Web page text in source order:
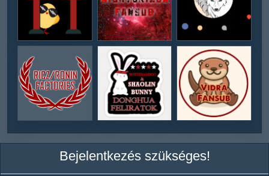
Bejelentkezés szükséges!